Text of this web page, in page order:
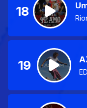
18
19